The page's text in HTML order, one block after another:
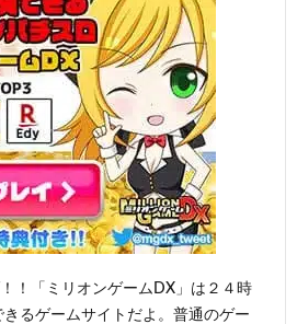
！「ミリオンゲームDX」は２４時
るゲームサイトだよ。普通のゲー